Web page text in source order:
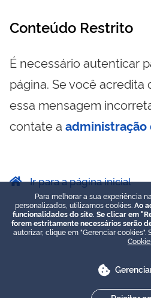
Conteúdo Restrito
É necessário autenticar
página. Se você
essa mensagem
contate a administração
Ir para a página inicial
Para melhorar a sua experiência
personalizados, utilizamos cookies. Ao
funcionalidades do site. Se clicar em
forem estritamente necessários serão
autorizar, clique em "Gerenciar cookies".